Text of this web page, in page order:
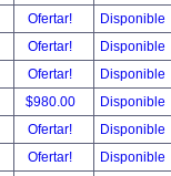
Ofertar!
Disponible
Ofertar!
Disponible
Ofertar!
Disponible
$980.00
Disponible
Ofertar!
Disponible
Ofertar!
Disponible